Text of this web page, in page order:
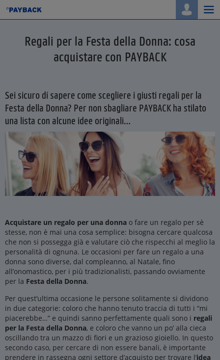
Regali per la Festa della Donna: cosa
acquistare con PAYBACK
Sei sicuro di sapere come scegliere i giusti regali per la
Festa della Donna? Per non sbagliare PAYBACK ha stilato
una lista con alcune idee originali…
Acquistare un regalo per una donna o fare un regalo per sè
stesse, non è mai una cosa semplice: bisogna cercare qualcosa
che non si possegga già e valutare ciò che rispecchi al meglio la
personalità di ognuna. Le occasioni per fare un regalo a una
donna sono diverse, dal compleanno, al Natale, fino
all’onomastico, per i più tradizionalisti, passando ovviamente
per la Festa della Donna.
Per quest’ultima occasione le persone solitamente si dividono
in due categorie: coloro che hanno tenuto traccia di tutti i “mi
piacerebbe…” e quindi sanno perfettamente quali sono i regali
per la Festa della Donna, e coloro che vanno un po’ alla cieca
oscillando tra un mazzo di fiori e un grazioso gioiello. In questo
secondo caso, per cercare di non essere banali, è importante
prendere in rassegna ogni settore d’acquisto per trovare l’idea